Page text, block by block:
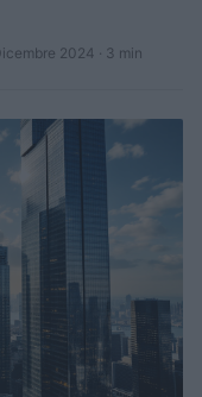
2024 · 3 min